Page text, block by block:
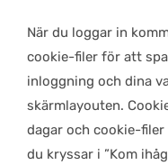
När du loggar in
cookie-filer för att
inloggning och dina
skärmlayouten.
dagar och cookie-
du kryssar i ”Kom